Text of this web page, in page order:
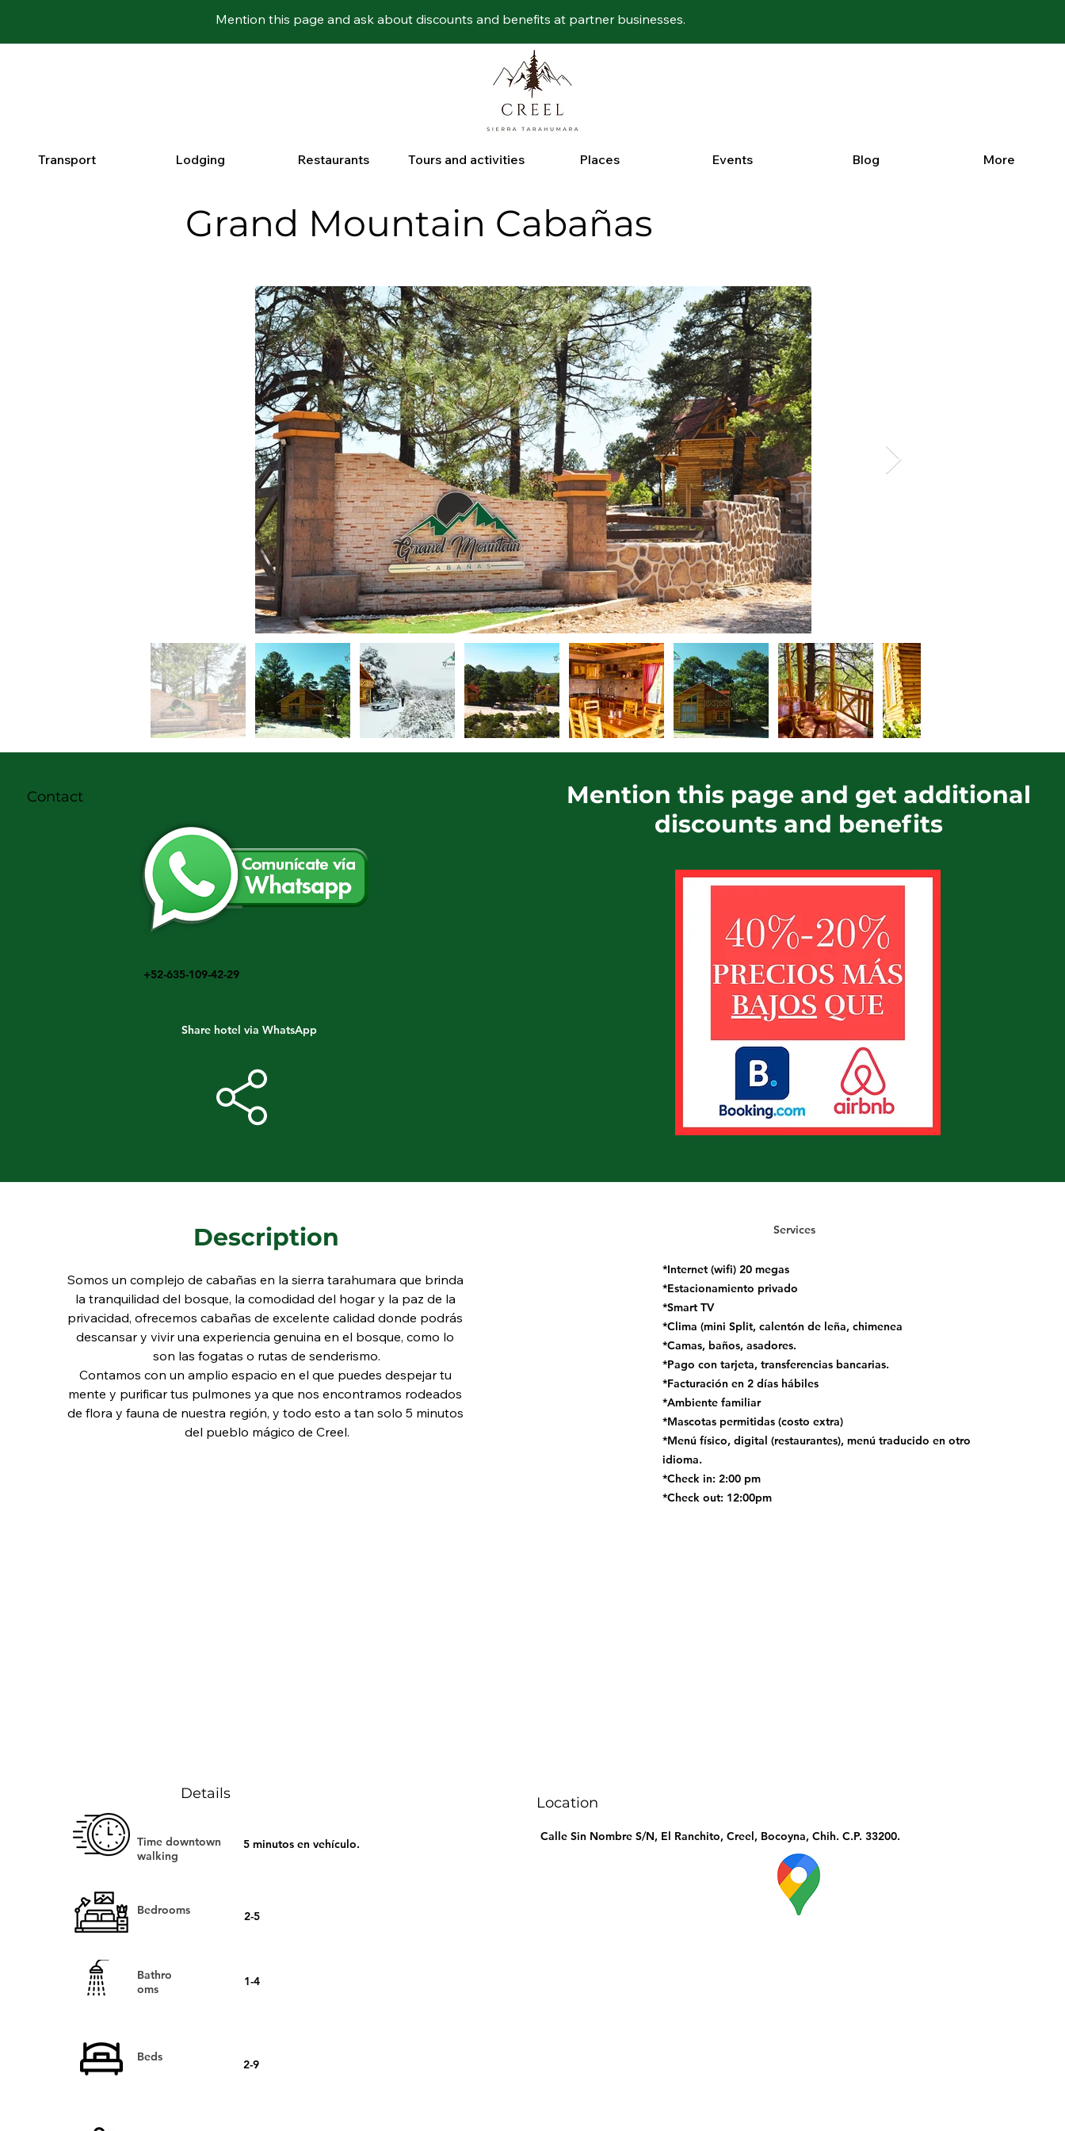
Mention this page and ask about discounts and benefits at partner businesses.
Transport Lodging Restaurants Tours and activities Places Events Blog More
Grand Mountain Cabañas
Contact
+52-635-109-42-29
Share hotel via WhatsApp
Mention this page and get additional
discounts and benefits
Description
Somos un complejo de cabañas en la sierra tarahumara que brinda
la tranquilidad del bosque, la comodidad del hogar y la paz de la
privacidad, ofrecemos cabañas de excelente calidad donde podrás
descansar y vivir una experiencia genuina en el bosque, como lo
son las fogatas o rutas de senderismo.
Contamos con un amplio espacio en el que puedes despejar tu
mente y purificar tus pulmones ya que nos encontramos rodeados
de flora y fauna de nuestra región, y todo esto a tan solo 5 minutos
del pueblo mágico de Creel.
Services
*Internet (wifi) 20 megas
*Estacionamiento privado
*Smart TV
*Clima (mini Split, calentón de leña, chimenea
*Camas, baños, asadores.
*Pago con tarjeta, transferencias bancarias.
*Facturación en 2 días hábiles
*Ambiente familiar
*Mascotas permitidas (costo extra)
*Menú físico, digital (restaurantes), menú traducido en otro
idioma.
*Check in: 2:00 pm
*Check out: 12:00pm
Details
5 minutos en vehículo.
Time downtown
walking
Bedrooms 2-5
Bathro
oms
1-4
Beds
2-9
Location
Calle Sin Nombre S/N, El Ranchito, Creel, Bocoyna, Chih. C.P. 33200.